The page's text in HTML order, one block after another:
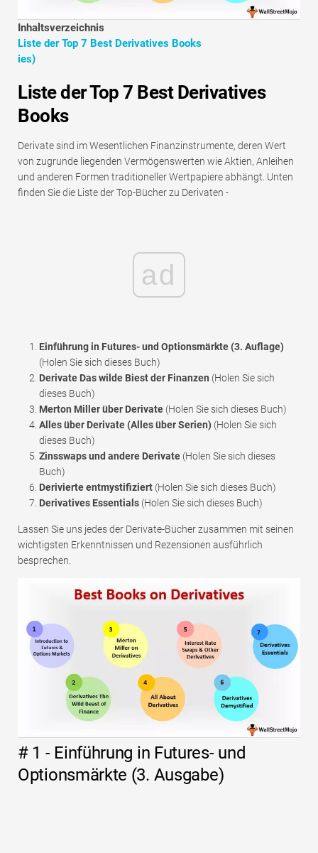
Vollständige Form
Inhaltsverzeichnis
Liste der Top 7 Best Derivatives Books
ies)
Liste der Top 7 Best Derivatives
Books
Derivate sind im Wesentlichen Finanzinstrumente, deren Wert
von zugrunde liegenden Vermögenswerten wie Aktien, Anleihen
und anderen Formen traditioneller Wertpapiere abhängt. Unten
finden Sie die Liste der Top-Bücher zu Derivaten -
ad
Einführung in Futures- und Optionsmärkte (3. Auflage)
(Holen Sie sich dieses Buch)
Derivate Das wilde Biest der Finanzen (Holen Sie sich
dieses Buch)
Merton Miller über Derivate (Holen Sie sich dieses Buch)
Alles über Derivate (Alles über Serien) (Holen Sie sich
dieses Buch)
Zinsswaps und andere Derivate (Holen Sie sich dieses
Buch)
Derivierte entmystifiziert (Holen Sie sich dieses Buch)
Derivatives Essentials (Holen Sie sich dieses Buch)
Lassen Sie uns jedes der Derivate-Bücher zusammen mit seinen
wichtigsten Erkenntnissen und Rezensionen ausführlich
besprechen.
# 1 - Einführung in Futures- und
Optionsmärkte (3. Ausgabe)